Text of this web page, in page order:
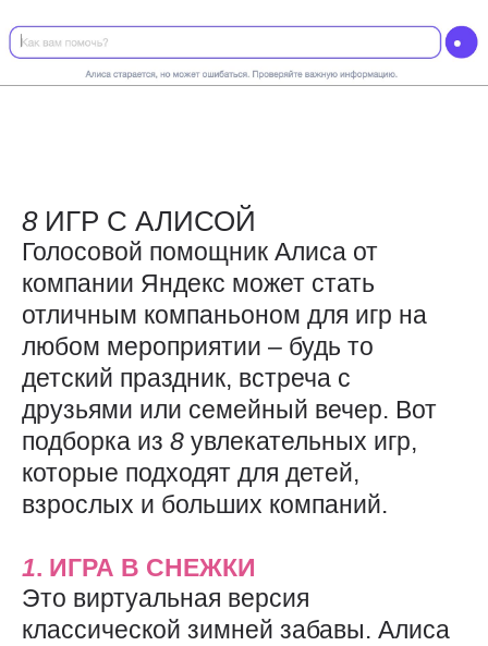
8 ИГР С АЛИСОЙ
Голосовой помощник Алиса от
компании Яндекс может стать
отличным компаньоном для игр на
любом мероприятии – будь то
детский праздник, встреча с
друзьями или семейный вечер. Вот
подборка из 8 увлекательных игр,
которые подходят для детей,
взрослых и больших компаний.
1. ИГРА В СНЕЖКИ
Это виртуальная версия
классической зимней забавы. Алиса